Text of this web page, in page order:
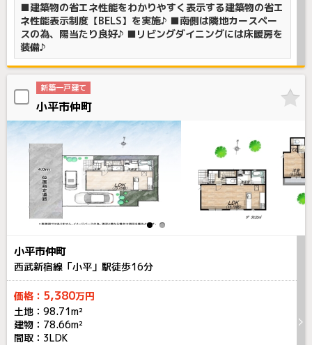
■建築物の省エネ性能をわかりやすく表示する建築物の省エ
ネ性能表示制度【BELS】を実施♪ ■南側は隣地カースペー
スの為、陽当たり良好♪ ■リビングダイニングには床暖房を
装備♪
新築一戸建て
小平市仲町
小平市仲町
西武新宿線「小平」駅徒歩16分
価格： 5,380万円
土地：98.71m²
建物：78.66m²
間取：3LDK